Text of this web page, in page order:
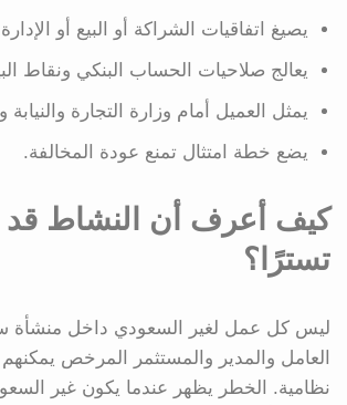
يصيغ اتفاقيات الشراكة أو البيع أو
يعالج صلاحيات الحساب البنكي ونقاط
يمثل العميل أمام وزارة التجارة
يضع خطة امتثال تمنع عودة المخالفة.
كيف أعرف أن النشاط قد
تسترًا؟
ليس كل عمل لغير السعودي داخل منشأة
العامل والمدير والمستثمر المرخص
نظامية. الخطر يظهر عندما يكون غير